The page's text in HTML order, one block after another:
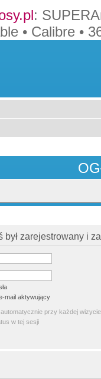
:
• Calibre •
zarejestrowany i
mail aktywujący
automatycznie przy każdej wizycie
w tej sesji